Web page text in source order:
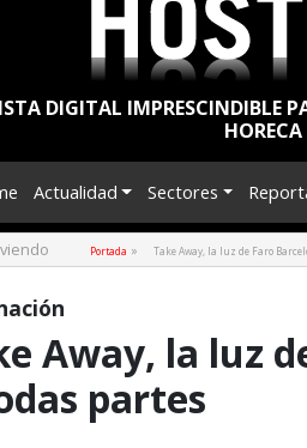
DIGITAL IMPRESCINDIBLE
HORECA
Actualidad Sectores
Portada » Take Away, la luz de Faro
Away, la luz
partes